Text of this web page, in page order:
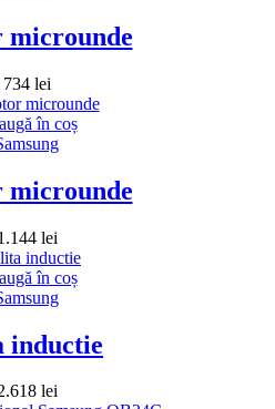
microunde
734 lei
în coș
microunde
lei
în coș
inductie
lei